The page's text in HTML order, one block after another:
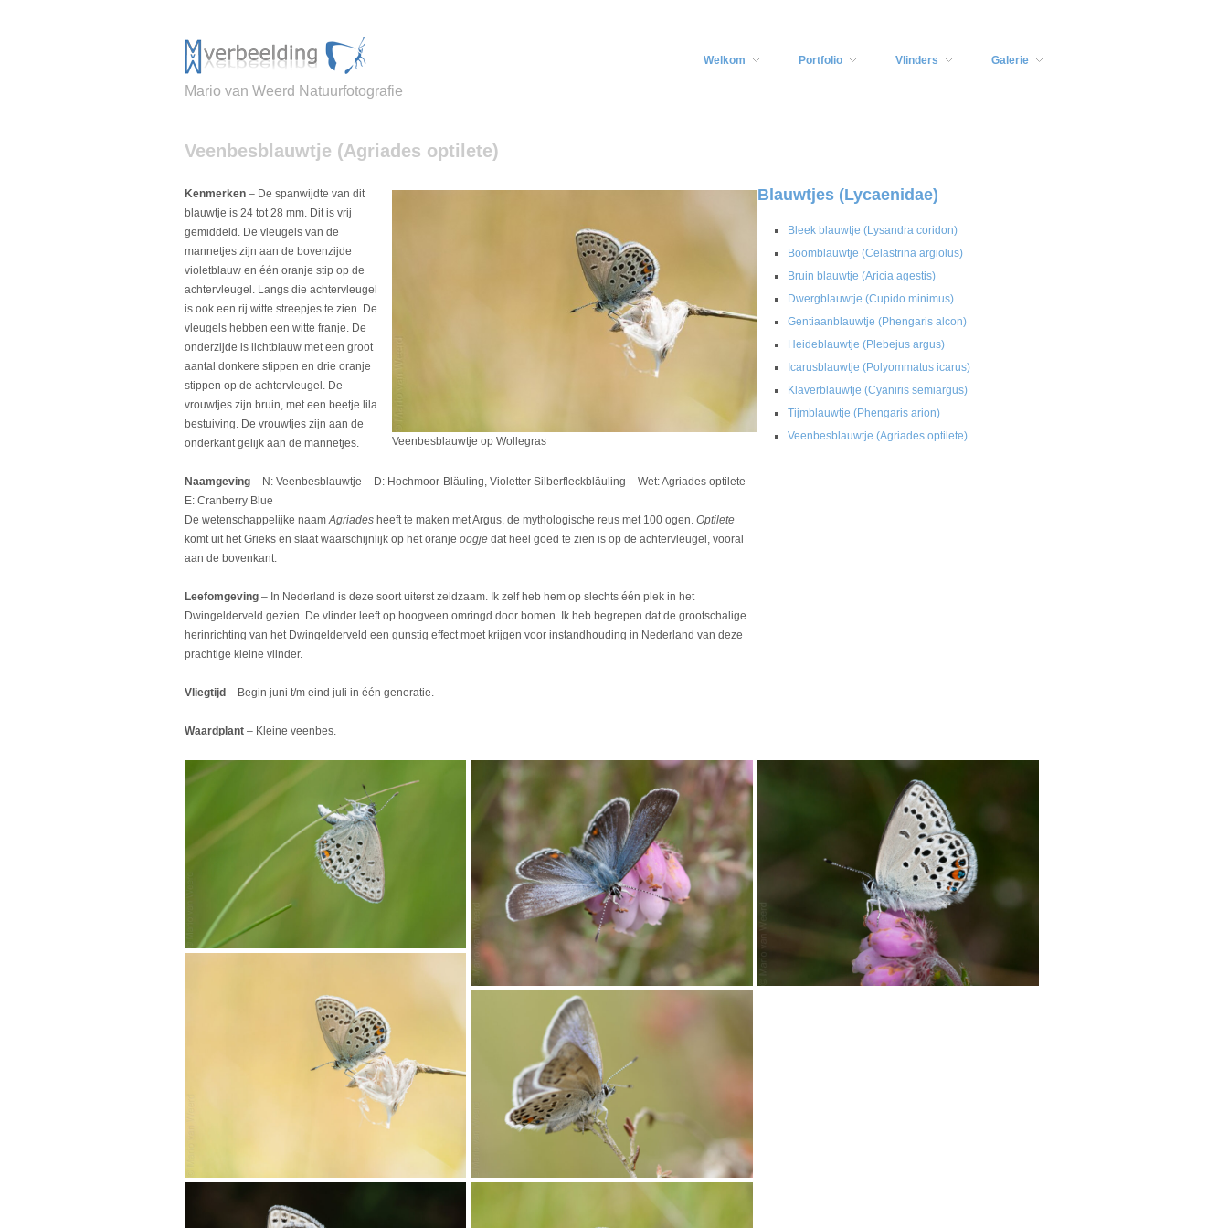
Mario van Weerd Natuurfotografie
Welkom Portfolio Vlinders Galerie
Veenbesblauwtje (Agriades optilete)
Veenbesblauwtje op Wollegras
Kenmerken – De spanwijdte van dit
blauwtje is 24 tot 28 mm. Dit is vrij
gemiddeld. De vleugels van de
mannetjes zijn aan de bovenzijde
violetblauw en één oranje stip op de
achtervleugel. Langs die achtervleugel
is ook een rij witte streepjes te zien. De
vleugels hebben een witte franje. De
onderzijde is lichtblauw met een groot
aantal donkere stippen en drie oranje
stippen op de achtervleugel. De
vrouwtjes zijn bruin, met een beetje lila
bestuiving. De vrouwtjes zijn aan de
onderkant gelijk aan de mannetjes.
Naamgeving – N: Veenbesblauwtje – D: Hochmoor-Bläuling, Violetter Silberfleckbläuling – Wet: Agriades optilete –
E: Cranberry Blue
De wetenschappelijke naamAgriades heeft te maken met Argus, de mythologische reus met 100 ogen. Optilete
komt uit het Grieks en slaat waarschijnlijk op het oranje oogje dat heel goed te zien is op de achtervleugel, vooral
aan de bovenkant.
Leefomgeving – In Nederland is deze soort uiterst zeldzaam. Ik zelf heb hem op slechts één plek in het
Dwingelderveld gezien. De vlinder leeft op hoogveen omringd door bomen. Ik heb begrepen dat de grootschalige
herinrichting van het Dwingelderveld een gunstig effect moet krijgen voor instandhouding in Nederland van deze
prachtige kleine vlinder.
Vliegtijd – Begin juni t/m eind juli in één generatie.
Waardplant – Kleine veenbes.
Blauwtjes (Lycaenidae)
Bleek blauwtje (Lysandra coridon)
Boomblauwtje (Celastrina argiolus)
Bruin blauwtje (Aricia agestis)
Dwergblauwtje (Cupido minimus)
Gentiaanblauwtje (Phengaris alcon)
Heideblauwtje (Plebejus argus)
Icarusblauwtje (Polyommatus icarus)
Klaverblauwtje (Cyaniris semiargus)
Tijmblauwtje (Phengaris arion)
Veenbesblauwtje (Agriades optilete)